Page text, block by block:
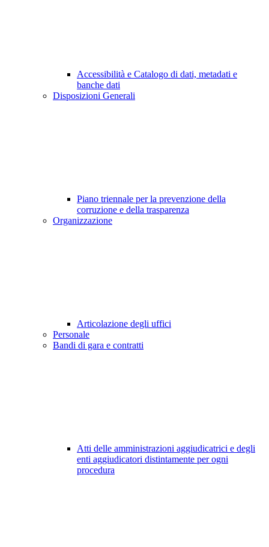
Accessibilità e Catalogo di dati, metadati e
banche dati
Disposizioni Generali
Piano triennale per la prevenzione della
corruzione e della trasparenza
Organizzazione
Articolazione degli uffici
Personale
Bandi di gara e contratti
Atti delle amministrazioni aggiudicatrici e degli
enti aggiudicatori distintamente per ogni
procedura